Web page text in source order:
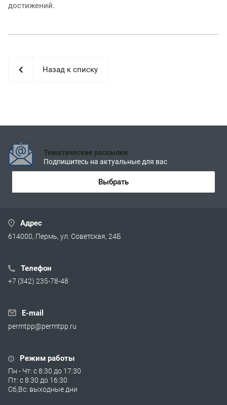
достижений.
Назад к списку
Тематические рассылки
Подпишитесь на актуальные для вас
Выбрать
Адрес
614000, Пермь, ул. Советская, 24Б
Телефон
+7 (342) 235-78-48
E-mail
permtpp@permtpp.ru
Режим работы
Пн - Чт: с 8:30 до 17:30
Пт: с 8:30 до 16:30
Сб,Вс: выходные дни